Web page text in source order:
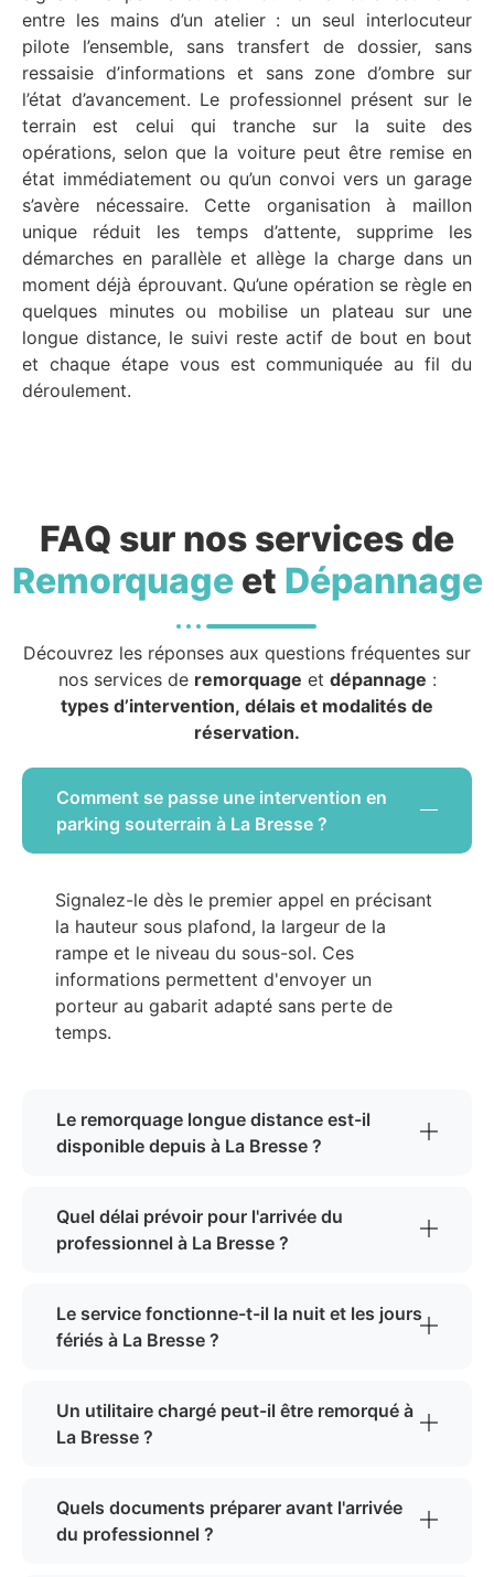
entre les mains d’un atelier : un seul interlocuteur
pilote l’ensemble, sans transfert de dossier, sans
ressaisie d’informations et sans zone d’ombre sur
l’état d’avancement. Le professionnel présent sur le
terrain est celui qui tranche sur la suite des
opérations, selon que la voiture peut être remise en
état immédiatement ou qu’un convoi vers un garage
s’avère nécessaire. Cette organisation à maillon
unique réduit les temps d’attente, supprime les
démarches en parallèle et allège la charge dans un
moment déjà éprouvant. Qu’une opération se règle en
quelques minutes ou mobilise un plateau sur une
longue distance, le suivi reste actif de bout en bout
et chaque étape vous est communiquée au fil du
déroulement.
FAQ sur nos services de
Remorquageet Dépannage
Découvrez les réponses aux questions fréquentes sur
nos services de remorquage et dépannage :
types d’intervention, délais et modalités de
réservation.
Comment se passe une intervention en
parking souterrain à La Bresse ?
Signalez-le dès le premier appel en précisant
la hauteur sous plafond, la largeur de la
rampe et le niveau du sous-sol. Ces
informations permettent d'envoyer un
porteur au gabarit adapté sans perte de
temps.
Le remorquage longue distance est-il
disponible depuis à La Bresse ?
Quel délai prévoir pour l'arrivée du
professionnel à La Bresse ?
Le service fonctionne-t-il la nuit et les jours
fériés à La Bresse ?
Un utilitaire chargé peut-il être remorqué à
La Bresse ?
Quels documents préparer avant l'arrivée
du professionnel ?